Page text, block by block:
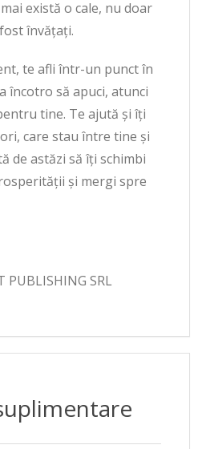
există o cale, nu doar
învăţaţi.
te afli într-un punct în
încotro să apuci, atunci
tine. Te ajută şi îți
care stau între tine şi
de astăzi să îţi schimbi
şi mergi spre
SRL